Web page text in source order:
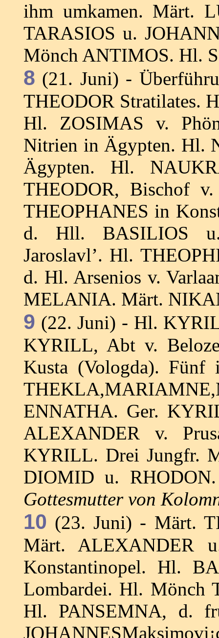
ihm umkamen. Märt.
TARASIOS u.
Mönch ANTIMOS. Hl.
8 (21. Juni) -
THEODOR Stratilates.
Hl. ZOSIMAS v.
Nitrien in Ägypten. Hl.
Ägypten. Hl.
THEODOR, Bischof
THEOPHANES in
d. Hll. BASILIOS
Jaroslavl’. Hl.
d. Hl. Arsenios v.
MELANIA. Märt.
9 (22. Juni) - Hl.
KYRILL, Abt v.
Kusta (Vologda). Fünf
ENNATHA. Ger.
ALEXANDER v.
KYRILL. Drei Jungfr.
DIOMID u.
Gottesmutter von
10 (23. Juni) - Märt.
Märt. ALEXANDER
Konstantinopel. Hl.
Lombardei. Hl. Mönch
Hl. PANSEMNA, d.